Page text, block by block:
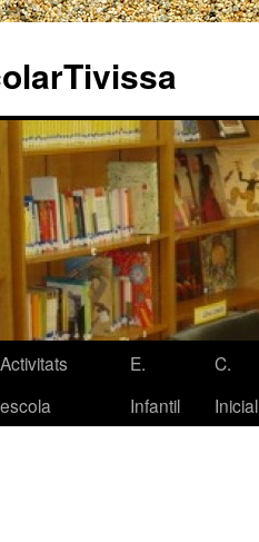
Activitats
escola
E.
Infantil
C.
Inicial